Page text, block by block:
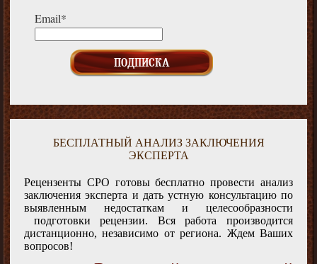
Email*
БЕСПЛАТНЫЙ АНАЛИЗ ЗАКЛЮЧЕНИЯ
ЭКСПЕРТА
Рецензенты СРО готовы бесплатно провести анализ
заключения эксперта и дать устную консультацию по
выявленным недостаткам и целесообразности
подготовки рецензии. Вся работа производится
дистанционно, независимо от региона. Ждем Ваших
вопросов!